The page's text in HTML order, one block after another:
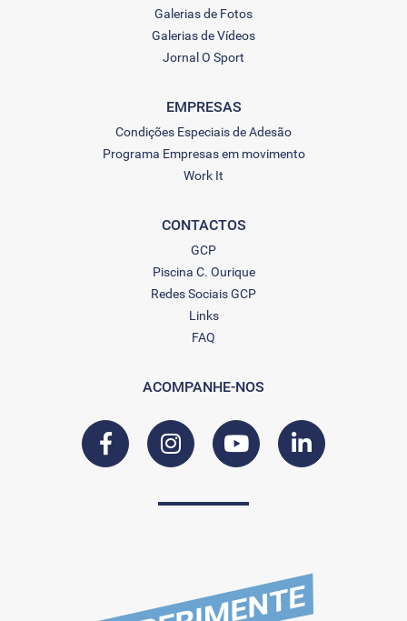
Galerias de Fotos
Galerias de Vídeos
Jornal O Sport
EMPRESAS
Condições Especiais de Adesão
Programa Empresas em movimento
Work It
CONTACTOS
GCP
Piscina C. Ourique
Redes Sociais GCP
Links
FAQ
ACOMPANHE-NOS